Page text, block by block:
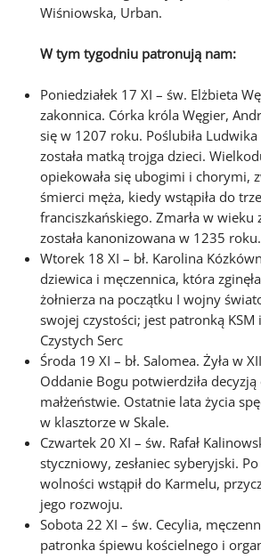
Wiśniowska, Urban.
W tym tygodniu patronują nam:
Poniedziałek 17 XI – św. Elżbieta
zakonnica. Córka króla Węgier,
się w 1207 roku. Poślubiła
została matką trojga dzieci.
opiekowała się ubogimi i chorymi,
śmierci męża, kiedy wstąpiła do
franciszkańskiego. Zmarła w wieku
została kanonizowana w 1235 roku.
Wtorek 18 XI – bł. Karolina
dziewica i męczennica, która
żołnierza na początku I wojny
swojej czystości; jest patronką KSM
Czystych Serc
Środa 19 XI – bł. Salomea. Żyła w
Oddanie Bogu potwierdziła
małżeństwie. Ostatnie lata życia
w klasztorze w Skale.
Czwartek 20 XI – św. Rafał
styczniowy, zesłaniec syberyjski.
wolności wstąpił do Karmelu,
jego rozwoju.
Sobota 22 XI – św. Cecylia,
patronka śpiewu kościelnego i